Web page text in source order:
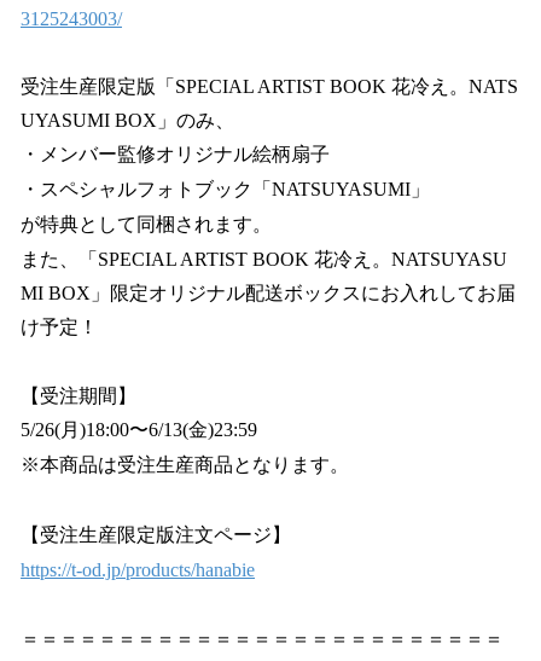
3125243003/
受注生産限定版「SPECIAL ARTIST BOOK 花冷え。NATS
UYASUMI BOX」のみ、
・メンバー監修オリジナル絵柄扇子
・スペシャルフォトブック「NATSUYASUMI」
が特典として同梱されます。
また、「SPECIAL ARTIST BOOK 花冷え。NATSUYASU
MI BOX」限定オリジナル配送ボックスにお入れしてお届
け予定！
【受注期間】
5/26(月)18:00〜6/13(金)23:59
※本商品は受注生産商品となります。
【受注生産限定版注文ページ】
https://t-od.jp/products/hanabie
＝＝＝＝＝＝＝＝＝＝＝＝＝＝＝＝＝＝＝＝＝＝＝＝＝